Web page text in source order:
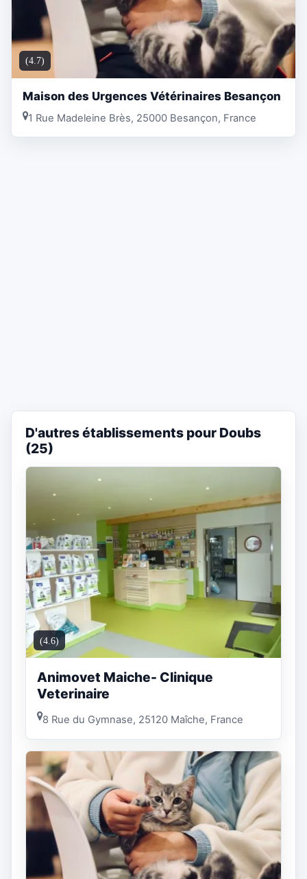
(4.7)
Maison des Urgences Vétérinaires Besançon
1 Rue Madeleine Brès, 25000 Besançon, France
D'autres établissements pour Doubs
(25)
(4.6)
Animovet Maiche- Clinique
Veterinaire
8 Rue du Gymnase, 25120 Maîche, France